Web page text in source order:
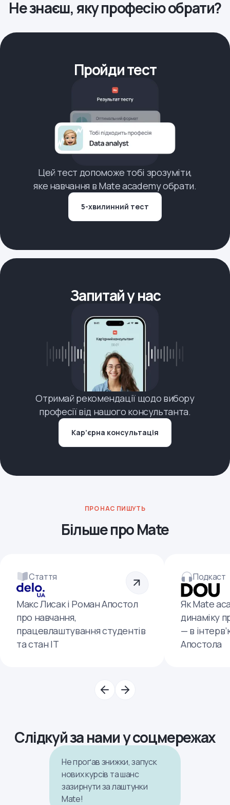
Не знаєш, яку професію обрати?
Пройди тест
Цей тест допоможе тобі зрозуміти,
яке навчання в Mate academy обрати.
5-хвилинний тест
Запитай у нас
Отримай рекомендації щодо вибору
професії від нашого консультанта.
Кар’єрна консультація
ПРО НАС ПИШУТЬ
Більше про Mate
Стаття
Макс Лисак і Роман Апостол
про навчання,
працевлаштування студентів
та стан ІТ
Подкаст
Як Mate
динаміку
— в
Апостола
Слідкуй за нами у соцмережах
Не проґав знижки, запуск
нових курсів та шанс
зазирнути за лаштунки
Mate!